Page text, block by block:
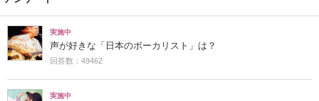
実施中
声が好きな「日本のボーカリスト」は？
回答数：49462
実施中